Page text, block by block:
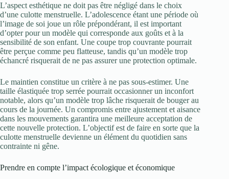
L’aspect esthétique ne doit pas être négligé dans le choix
d’une culotte menstruelle. L’adolescence étant une période où
l’image de soi joue un rôle prépondérant, il est important
d’opter pour un modèle qui corresponde aux goûts et à la
sensibilité de son enfant. Une coupe trop couvrante pourrait
être perçue comme peu flatteuse, tandis qu’un modèle trop
échancré risquerait de ne pas assurer une protection optimale.
Le maintien constitue un critère à ne pas sous-estimer. Une
taille élastiquée trop serrée pourrait occasionner un inconfort
notable, alors qu’un modèle trop lâche risquerait de bouger au
cours de la journée. Un compromis entre ajustement et aisance
dans les mouvements garantira une meilleure acceptation de
cette nouvelle protection. L’objectif est de faire en sorte que la
culotte menstruelle devienne un élément du quotidien sans
contrainte ni gêne.
Prendre en compte l’impact écologique et économique